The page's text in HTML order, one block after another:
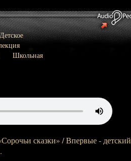
Школьная
сказки» / Впервые - детский